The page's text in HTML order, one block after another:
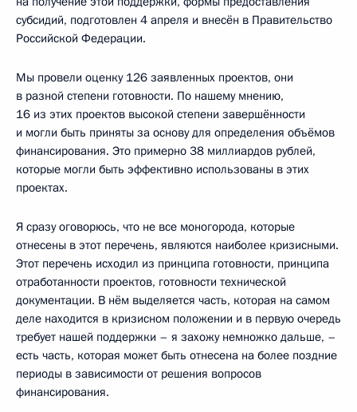
субсидий, подготовлен 4 апреля и внесён в Правительство
Российской Федерации.
Мы провели оценку 126 заявленных проектов, они
в разной степени готовности. По нашему мнению,
16 из этих проектов высокой степени завершённости
и могли быть приняты за основу для определения объёмов
финансирования. Это примерно 38 миллиардов рублей,
которые могли быть эффективно использованы в этих
проектах.
Я сразу оговорюсь, что не все моногорода, которые
отнесены в этот перечень, являются наиболее кризисными.
Этот перечень исходил из принципа готовности, принципа
отработанности проектов, готовности технической
документации. В нём выделяется часть, которая на самом
деле находится в кризисном положении и в первую очередь
требует нашей поддержки – я захожу немножко дальше, –
есть часть, которая может быть отнесена на более поздние
периоды в зависимости от решения вопросов
финансирования.